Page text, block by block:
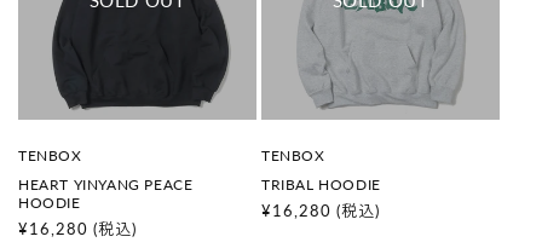
販
元
:
TENBOX
HEART YINYANG PEACE
HOODIE
通
¥16,280 (税込)
販
元
:
TENBOX
TRIBAL HOODIE
通
¥16,280 (税込)